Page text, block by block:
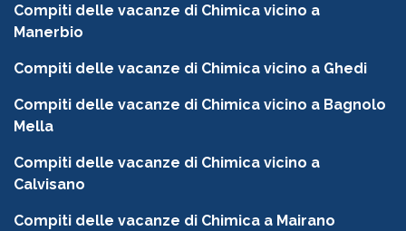
Compiti delle vacanze di Chimica vicino a
Manerbio
Compiti delle vacanze di Chimica vicino a Ghedi
Compiti delle vacanze di Chimica vicino a Bagnolo
Mella
Compiti delle vacanze di Chimica vicino a
Calvisano
Compiti delle vacanze di Chimica a Mairano